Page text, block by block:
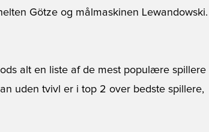
Götze og målmaskinen Lewandowski.
alt en liste af de mest populære spillere
uden tvivl er i top 2 over bedste spillere,